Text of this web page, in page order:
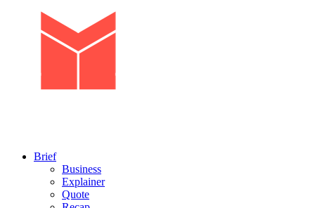
Brief
Business
Explainer
Quote